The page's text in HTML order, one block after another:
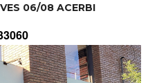
06/08 ACERBI